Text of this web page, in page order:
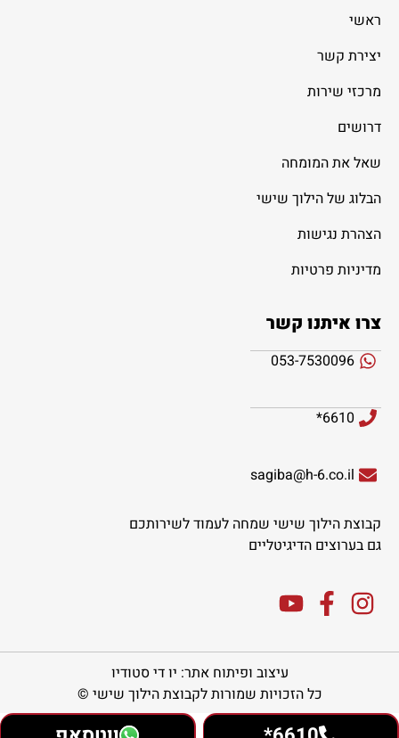
ראשי
יצירת קשר
מרכזי שירות
דרושים
שאל את המומחה
הבלוג של הילוך שישי
הצהרת נגישות
מדיניות פרטיות
צרו איתנו קשר
053-7530096
6610*
sagiba@h-6.co.il
קבוצת הילוך שישי שמחה לעמוד לשירותכם
גם בערוצים הדיגיטליים
עיצוב ופיתוח אתר: יו די סטודיו
כל הזכויות שמורות לקבוצת הילוך שישי ©